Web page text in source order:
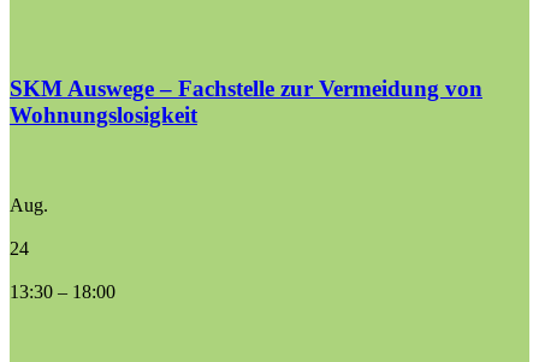
SKM Auswege – Fachstelle zur Vermeidung von
Wohnungslosigkeit
Aug.
24
13:30 – 18:00